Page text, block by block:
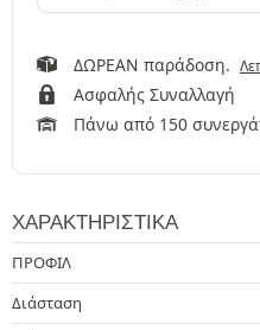
ΔΩΡΕΑΝ παράδοση.
Ασφαλής Συναλλαγή
Πάνω από 150
ΧΑΡΑΚΤΗΡΙΣΤΙΚΆ
ΠΡΟΦΙΛ
Διάσταση